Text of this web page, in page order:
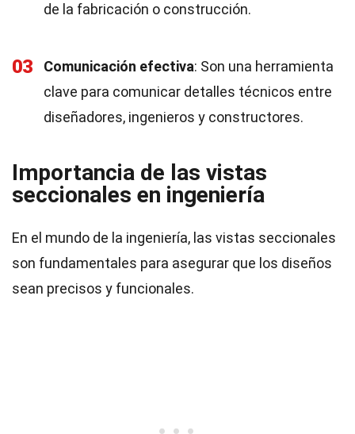
de la fabricación o construcción.
03 Comunicación efectiva: Son una herramienta
clave para comunicar detalles técnicos entre
diseñadores, ingenieros y constructores.
Importancia de las vistas
seccionales en ingeniería
En el mundo de la ingeniería, las vistas seccionales
son fundamentales para asegurar que los diseños
sean precisos y funcionales.